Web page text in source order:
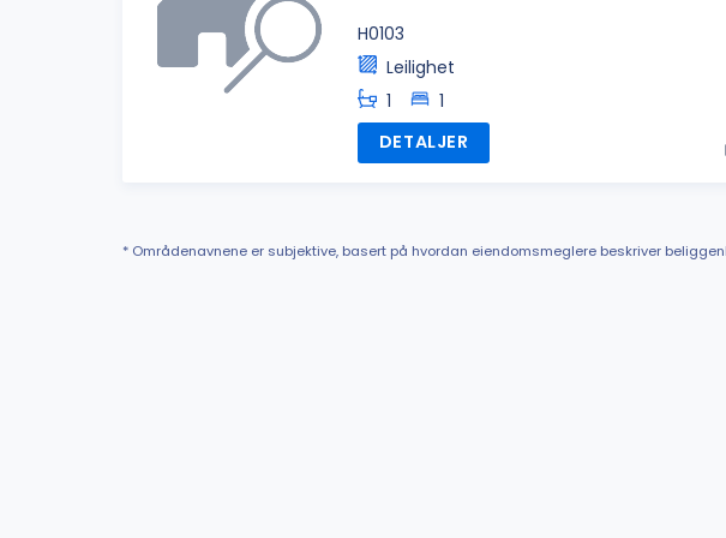
H0103
Leilighet
1
1
DETALJER
* Områdenavnene er subjektive, basert på hvordan eiendomsmeglere beskriver